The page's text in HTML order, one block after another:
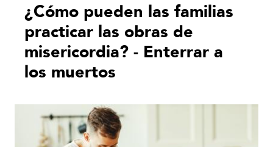
¿Cómo pueden las familias
practicar las obras de
misericordia? - Enterrar a
los muertos